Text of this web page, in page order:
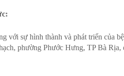
:
với sự hình thành và phát triển của
phường Phước Hưng, TP Bà